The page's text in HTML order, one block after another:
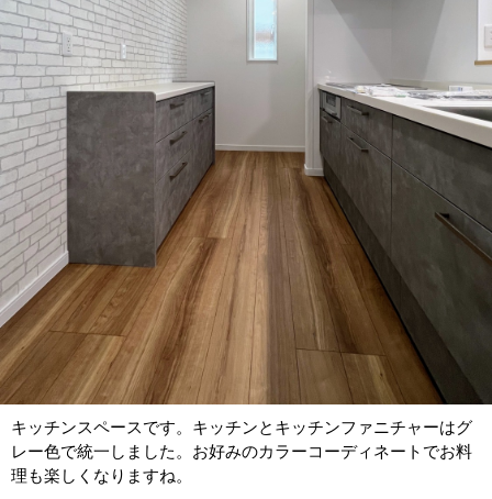
キッチンスペースです。キッチンとキッチンファニチャーはグ
レー色で統一しました。お好みのカラーコーディネートでお料
理も楽しくなりますね。